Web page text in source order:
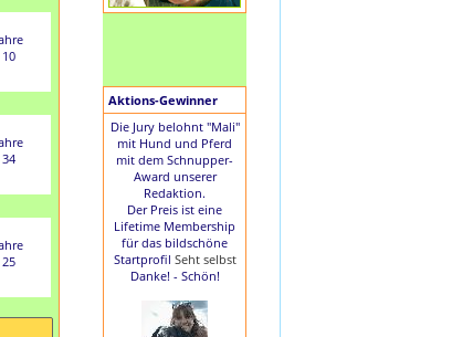
10
34
25
Aktions-Gewinner
Die Jury belohnt "Mali"
mit Hund und Pferd
mit dem Schnupper-
Award unserer
Redaktion.
Der Preis ist eine
Lifetime Membership
für das bildschöne
Startprofil Seht selbst
Danke! - Schön!